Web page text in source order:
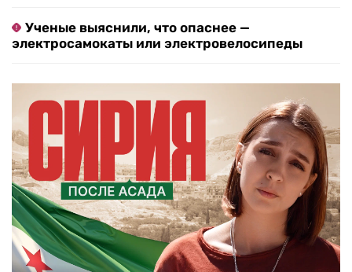
Ученые выяснили, что опаснее —
электросамокаты или электровелосипеды